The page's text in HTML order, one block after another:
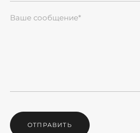
ОТПРАВИТЬ